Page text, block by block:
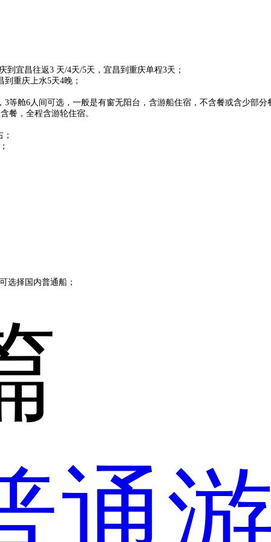
宜昌往返3 天/4天/5天，宜昌到重庆单程3天；
重庆上水5天4晚；
等舱6人间可选，一般是有窗无阳台，含游船住宿，不含餐或含少部分
餐，全程含游轮住宿。
选择国内普通船；